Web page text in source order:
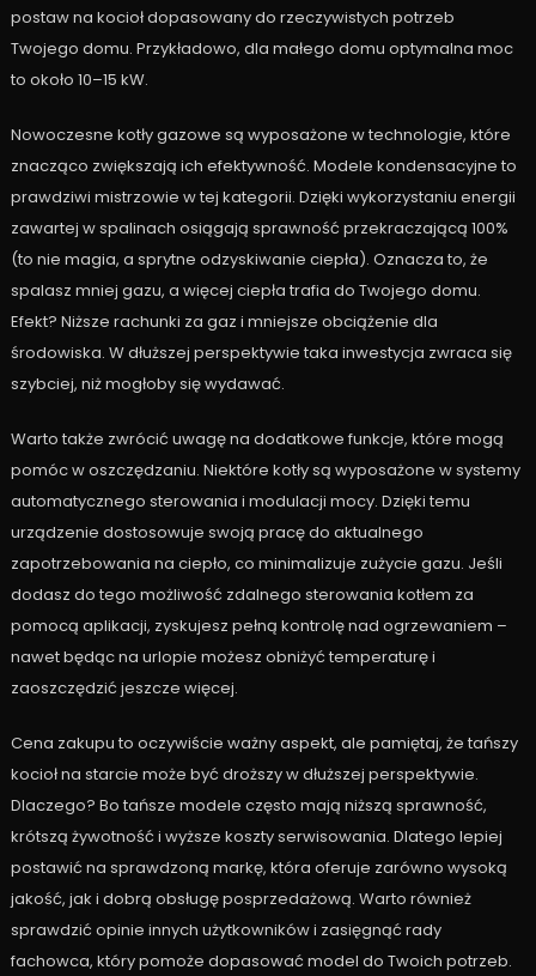
postaw na kocioł dopasowany do rzeczywistych potrzeb
Twojego domu. Przykładowo, dla małego domu optymalna moc
to około 10–15 kW.
Nowoczesne kotły gazowe są wyposażone w technologie, które
znacząco zwiększają ich efektywność. Modele kondensacyjne to
prawdziwi mistrzowie w tej kategorii. Dzięki wykorzystaniu energii
zawartej w spalinach osiągają sprawność przekraczającą 100%
(to nie magia, a sprytne odzyskiwanie ciepła). Oznacza to, że
spalasz mniej gazu, a więcej ciepła trafia do Twojego domu.
Efekt? Niższe rachunki za gaz i mniejsze obciążenie dla
środowiska. W dłuższej perspektywie taka inwestycja zwraca się
szybciej, niż mogłoby się wydawać.
Warto także zwrócić uwagę na dodatkowe funkcje, które mogą
pomóc w oszczędzaniu. Niektóre kotły są wyposażone w systemy
automatycznego sterowania i modulacji mocy. Dzięki temu
urządzenie dostosowuje swoją pracę do aktualnego
zapotrzebowania na ciepło, co minimalizuje zużycie gazu. Jeśli
dodasz do tego możliwość zdalnego sterowania kotłem za
pomocą aplikacji, zyskujesz pełną kontrolę nad ogrzewaniem –
nawet będąc na urlopie możesz obniżyć temperaturę i
zaoszczędzić jeszcze więcej.
Cena zakupu to oczywiście ważny aspekt, ale pamiętaj, że tańszy
kocioł na starcie może być droższy w dłuższej perspektywie.
Dlaczego? Bo tańsze modele często mają niższą sprawność,
krótszą żywotność i wyższe koszty serwisowania. Dlatego lepiej
postawić na sprawdzoną markę, która oferuje zarówno wysoką
jakość, jak i dobrą obsługę posprzedażową. Warto również
sprawdzić opinie innych użytkowników i zasięgnąć rady
fachowca, który pomoże dopasować model do Twoich potrzeb.